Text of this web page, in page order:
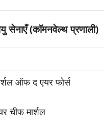
सेनाएँ (कॉमनवेल्थ प्रणाली)
ऑफ द एयर फोर्स
चीफ मार्शल